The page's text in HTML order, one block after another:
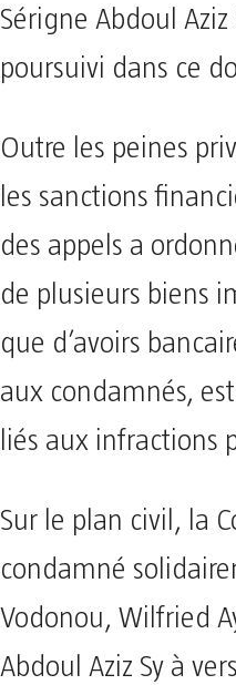
Sérigne Abdoul
poursuivi dans ce
Outre les peines
les sanctions
des appels a
de plusieurs biens
que d’avoirs
aux condamnés,
liés aux infractions
Sur le plan civil, la
condamné
Vodonou, Wilfried
Abdoul Aziz Sy à